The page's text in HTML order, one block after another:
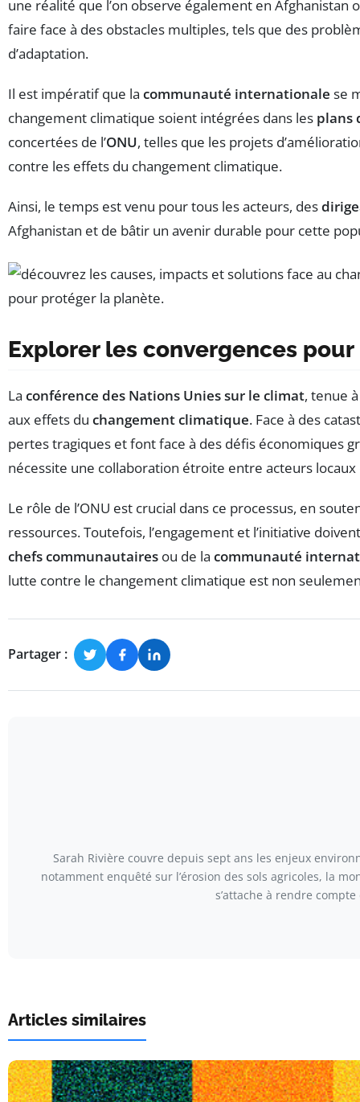
une réalité que l’on observe également en Afghanistan
faire face à des obstacles multiples, tels que des
d’adaptation.
Il est impératif que la communauté internationale se
changement climatique soient intégrées dans les plans
concertées de l’ONU, telles que les projets
contre les effets du changement climatique.
Ainsi, le temps est venu pour tous les acteurs, des
Afghanistan et de bâtir un avenir durable pour cette
Explorer les convergences
La conférence des Nations Unies sur le climat, tenue
aux effets du changement climatique. Face à des
pertes tragiques et font face à des défis économiques
nécessite une collaboration étroite entre acteurs
Le rôle de l’ONU est crucial dans ce processus, en
ressources. Toutefois, l’engagement et l’initiative
chefs communautaires ou de la communauté
lutte contre le changement climatique est non
Partager :
Sarah Rivière couvre depuis sept ans les enjeux
notamment enquêté sur l’érosion des sols agricoles, la
s’attache à rendre
Articles similaires